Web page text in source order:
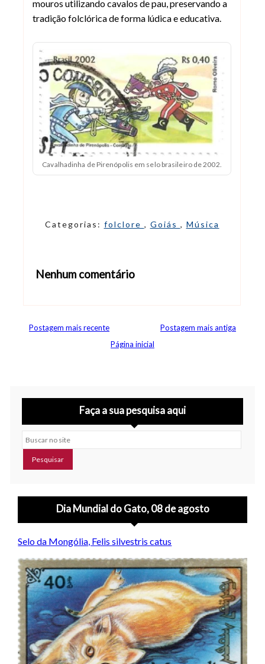
mouros utilizando cavalos de pau, preservando a
tradição folclórica de forma lúdica e educativa.
Cavalhadinha de Pirenópolis em selo brasileiro de 2002.
Categorias: folclore , Goiás , Música
Nenhum comentário
Postagem mais recente
Postagem mais antiga
Página inicial
Faça a sua pesquisa aqui
Buscar no site
Dia Mundial do Gato, 08 de agosto
Selo da Mongólia, Felis silvestris catus